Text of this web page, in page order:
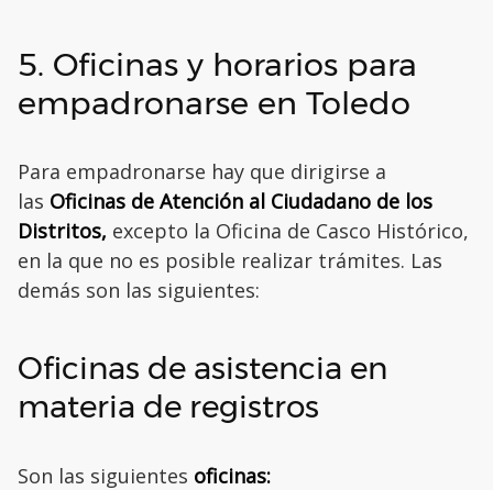
5. Oficinas y horarios para
empadronarse en Toledo
Para empadronarse hay que dirigirse a
las Oficinas de Atención al Ciudadano de los
Distritos, excepto la Oficina de Casco Histórico,
en la que no es posible realizar trámites. Las
demás son las siguientes:
Oficinas de asistencia en
materia de registros
Son las siguientes oficinas: